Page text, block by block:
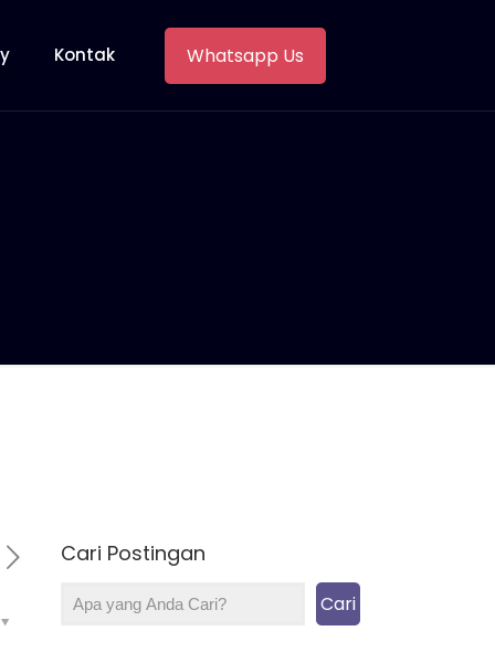
Kontak Whatsapp Us
Cari Postingan
Cari